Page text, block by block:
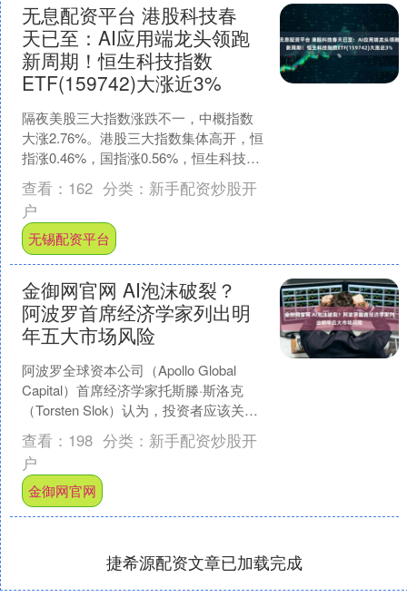
无息配资平台 港股科技春
天已至：AI应用端龙头领跑
新周期！恒生科技指数
ETF(159742)大涨近3%
隔夜美股三大指数涨跌不一，中概指数
大涨2.76%。港股三大指数集体高开，恒
指涨0.46%，国指涨0.56%，恒生科技指
数涨0.89%。盘面上，大型科技股全线上
涨....
查看： 162 分类： 新手配资炒股开
户
无锡配资平台
金御网官网 AI泡沫破裂？
阿波罗首席经济学家列出明
年五大市场风险
阿波罗全球资本公司（Apollo Global
Capital）首席经济学家托斯滕·斯洛克
（Torsten Slok）认为，投资者应该关注
2026年的五大市场风....
查看： 198 分类： 新手配资炒股开
户
金御网官网
捷希源配资文章已加载完成